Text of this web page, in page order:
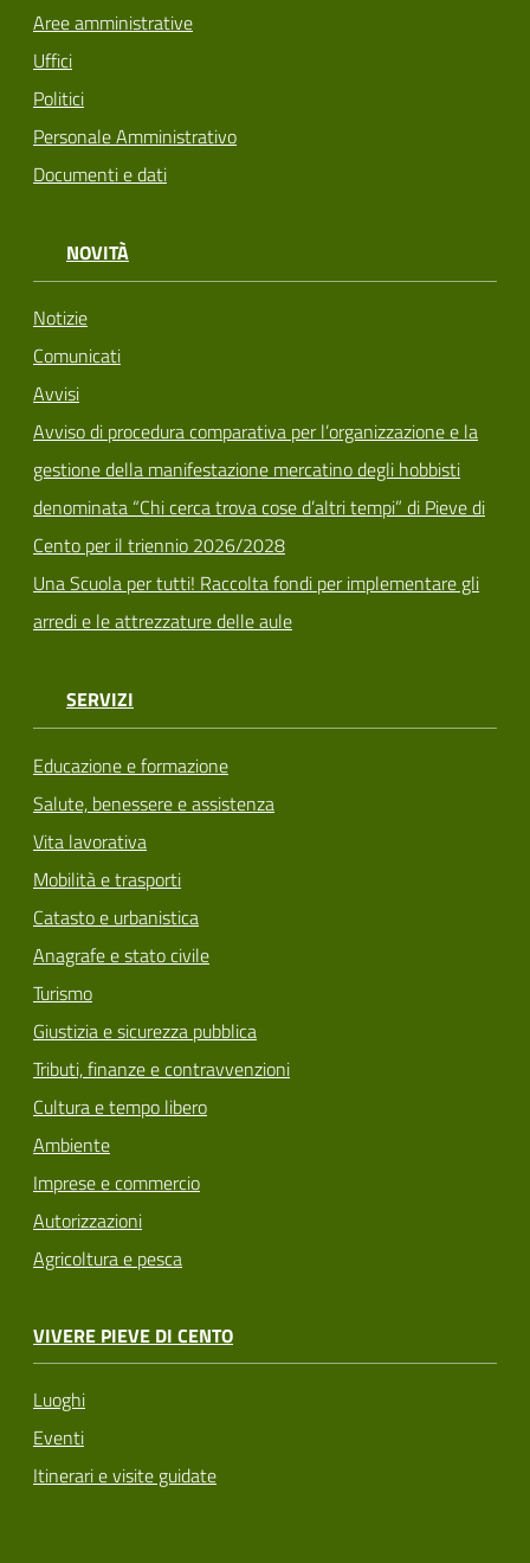
Aree amministrative
Uffici
Politici
Personale Amministrativo
Documenti e dati
NOVITÀ
Notizie
Comunicati
Avvisi
Avviso di procedura comparativa per l’organizzazione e la
gestione della manifestazione mercatino degli hobbisti
denominata “Chi cerca trova cose d’altri tempi” di Pieve di
Cento per il triennio 2026/2028
Una Scuola per tutti! Raccolta fondi per implementare gli
arredi e le attrezzature delle aule
SERVIZI
Educazione e formazione
Salute, benessere e assistenza
Vita lavorativa
Mobilità e trasporti
Catasto e urbanistica
Anagrafe e stato civile
Turismo
Giustizia e sicurezza pubblica
Tributi, finanze e contravvenzioni
Cultura e tempo libero
Ambiente
Imprese e commercio
Autorizzazioni
Agricoltura e pesca
VIVERE PIEVE DI CENTO
Luoghi
Eventi
Itinerari e visite guidate